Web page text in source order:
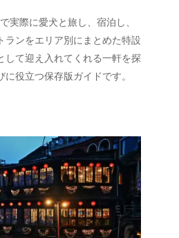
実際に愛犬と旅し、宿泊し、
ランをエリア別にまとめた特設
して迎え入れてくれる一軒を探
役立つ保存版ガイドです。